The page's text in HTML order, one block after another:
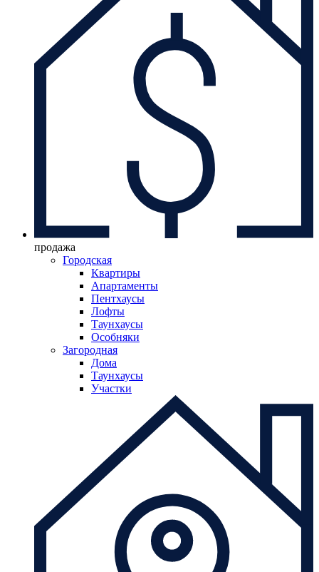
продажа
Городская
Квартиры
Апартаменты
Пентхаусы
Лофты
Таунхаусы
Особняки
Загородная
Дома
Таунхаусы
Участки